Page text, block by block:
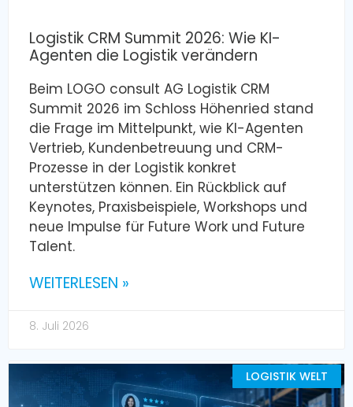
Logistik CRM Summit 2026: Wie KI-
Agenten die Logistik verändern
Beim LOGO consult AG Logistik CRM
Summit 2026 im Schloss Höhenried stand
die Frage im Mittelpunkt, wie KI-Agenten
Vertrieb, Kundenbetreuung und CRM-
Prozesse in der Logistik konkret
unterstützen können. Ein Rückblick auf
Keynotes, Praxisbeispiele, Workshops und
neue Impulse für Future Work und Future
Talent.
WEITERLESEN »
8. Juli 2026
LOGISTIK WELT